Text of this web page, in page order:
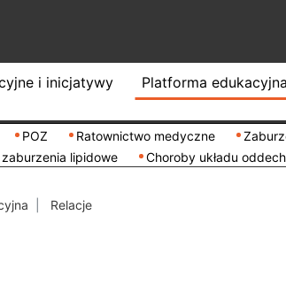
i inicjatywy Platforma edukacyjna
POZ Ratownictwo medyczne
zaburzenia lipidowe Choroby układu
Relacje